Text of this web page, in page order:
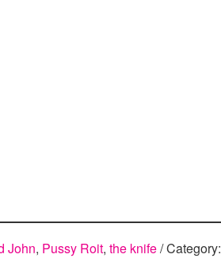
John, Pussy Roit, the knife/ Category: